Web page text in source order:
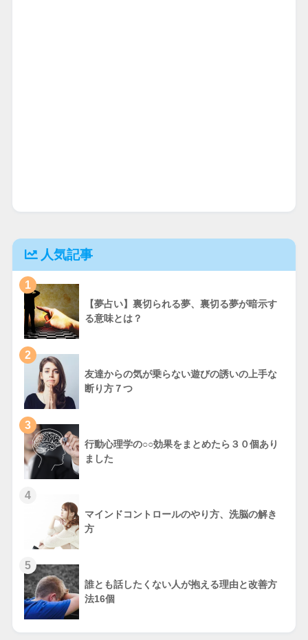
人気記事
1
【夢占い】裏切られる夢、裏切る夢が暗示す
る意味とは？
2
友達からの気が乗らない遊びの誘いの上手な
断り方７つ
3
行動心理学の○○効果をまとめたら３０個あり
ました
4
マインドコントロールのやり方、洗脳の解き
方
5
誰とも話したくない人が抱える理由と改善方
法16個